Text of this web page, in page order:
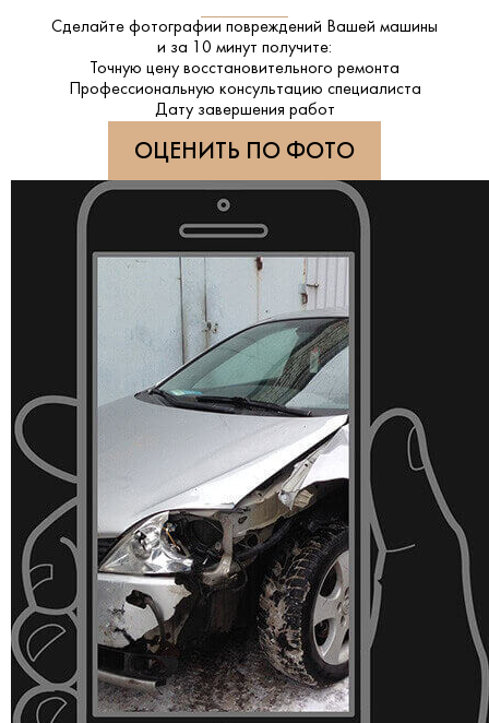
Сделайте фотографии повреждений Вашей машины
и за
10 минут получите:
Точную цену восстановительного ремонта
Профессиональную консультацию специалиста
Дату завершения работ
ОЦЕНИТЬ ПО ФОТО